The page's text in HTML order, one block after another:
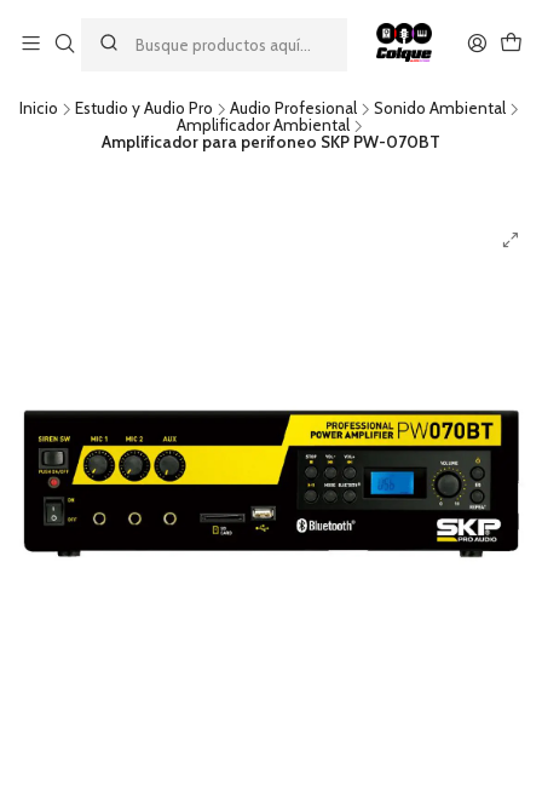
descuento por pago con transferencia bancaria
por una compra mínima de $49.990. Este descuento no es
acumulable a otras promociones ni aplicable a gastos de envío.
Inicio Estudio y Audio Pro Audio Profesional
Sonido Ambiental
Amplificador Ambiental
Amplificador para perifoneo SKP PW-070BT